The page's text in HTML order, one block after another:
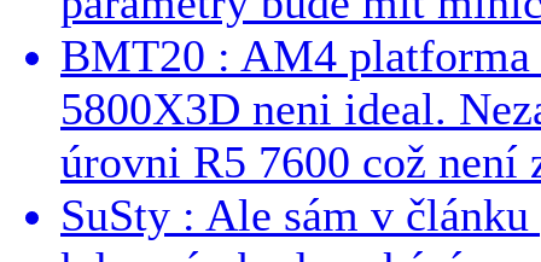
BMT20 : AM4 platforma
5800X3D neni ideal.
úrovni R5 7600 což není
SuSty : Ale sám v